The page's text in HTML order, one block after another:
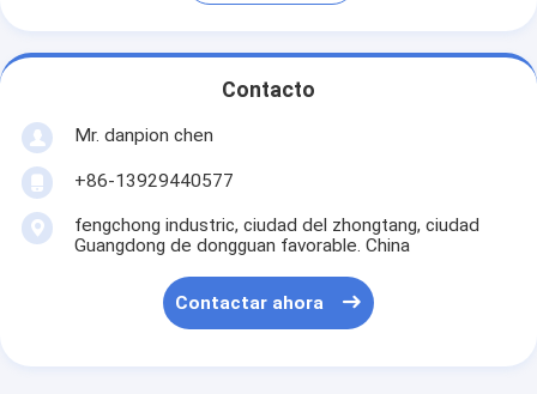
Contacto
Mr. danpion chen
+86-13929440577
fengchong industric, ciudad del zhongtang, ciudad
Guangdong de dongguan favorable. China
Contactar ahora